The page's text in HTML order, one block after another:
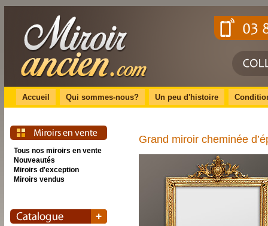
Accueil Qui sommes-nous? Un peu d'histoire
Grand miroir cheminée
Tous nos miroirs en vente
Nouveautés
Miroirs d'exception
Miroirs vendus